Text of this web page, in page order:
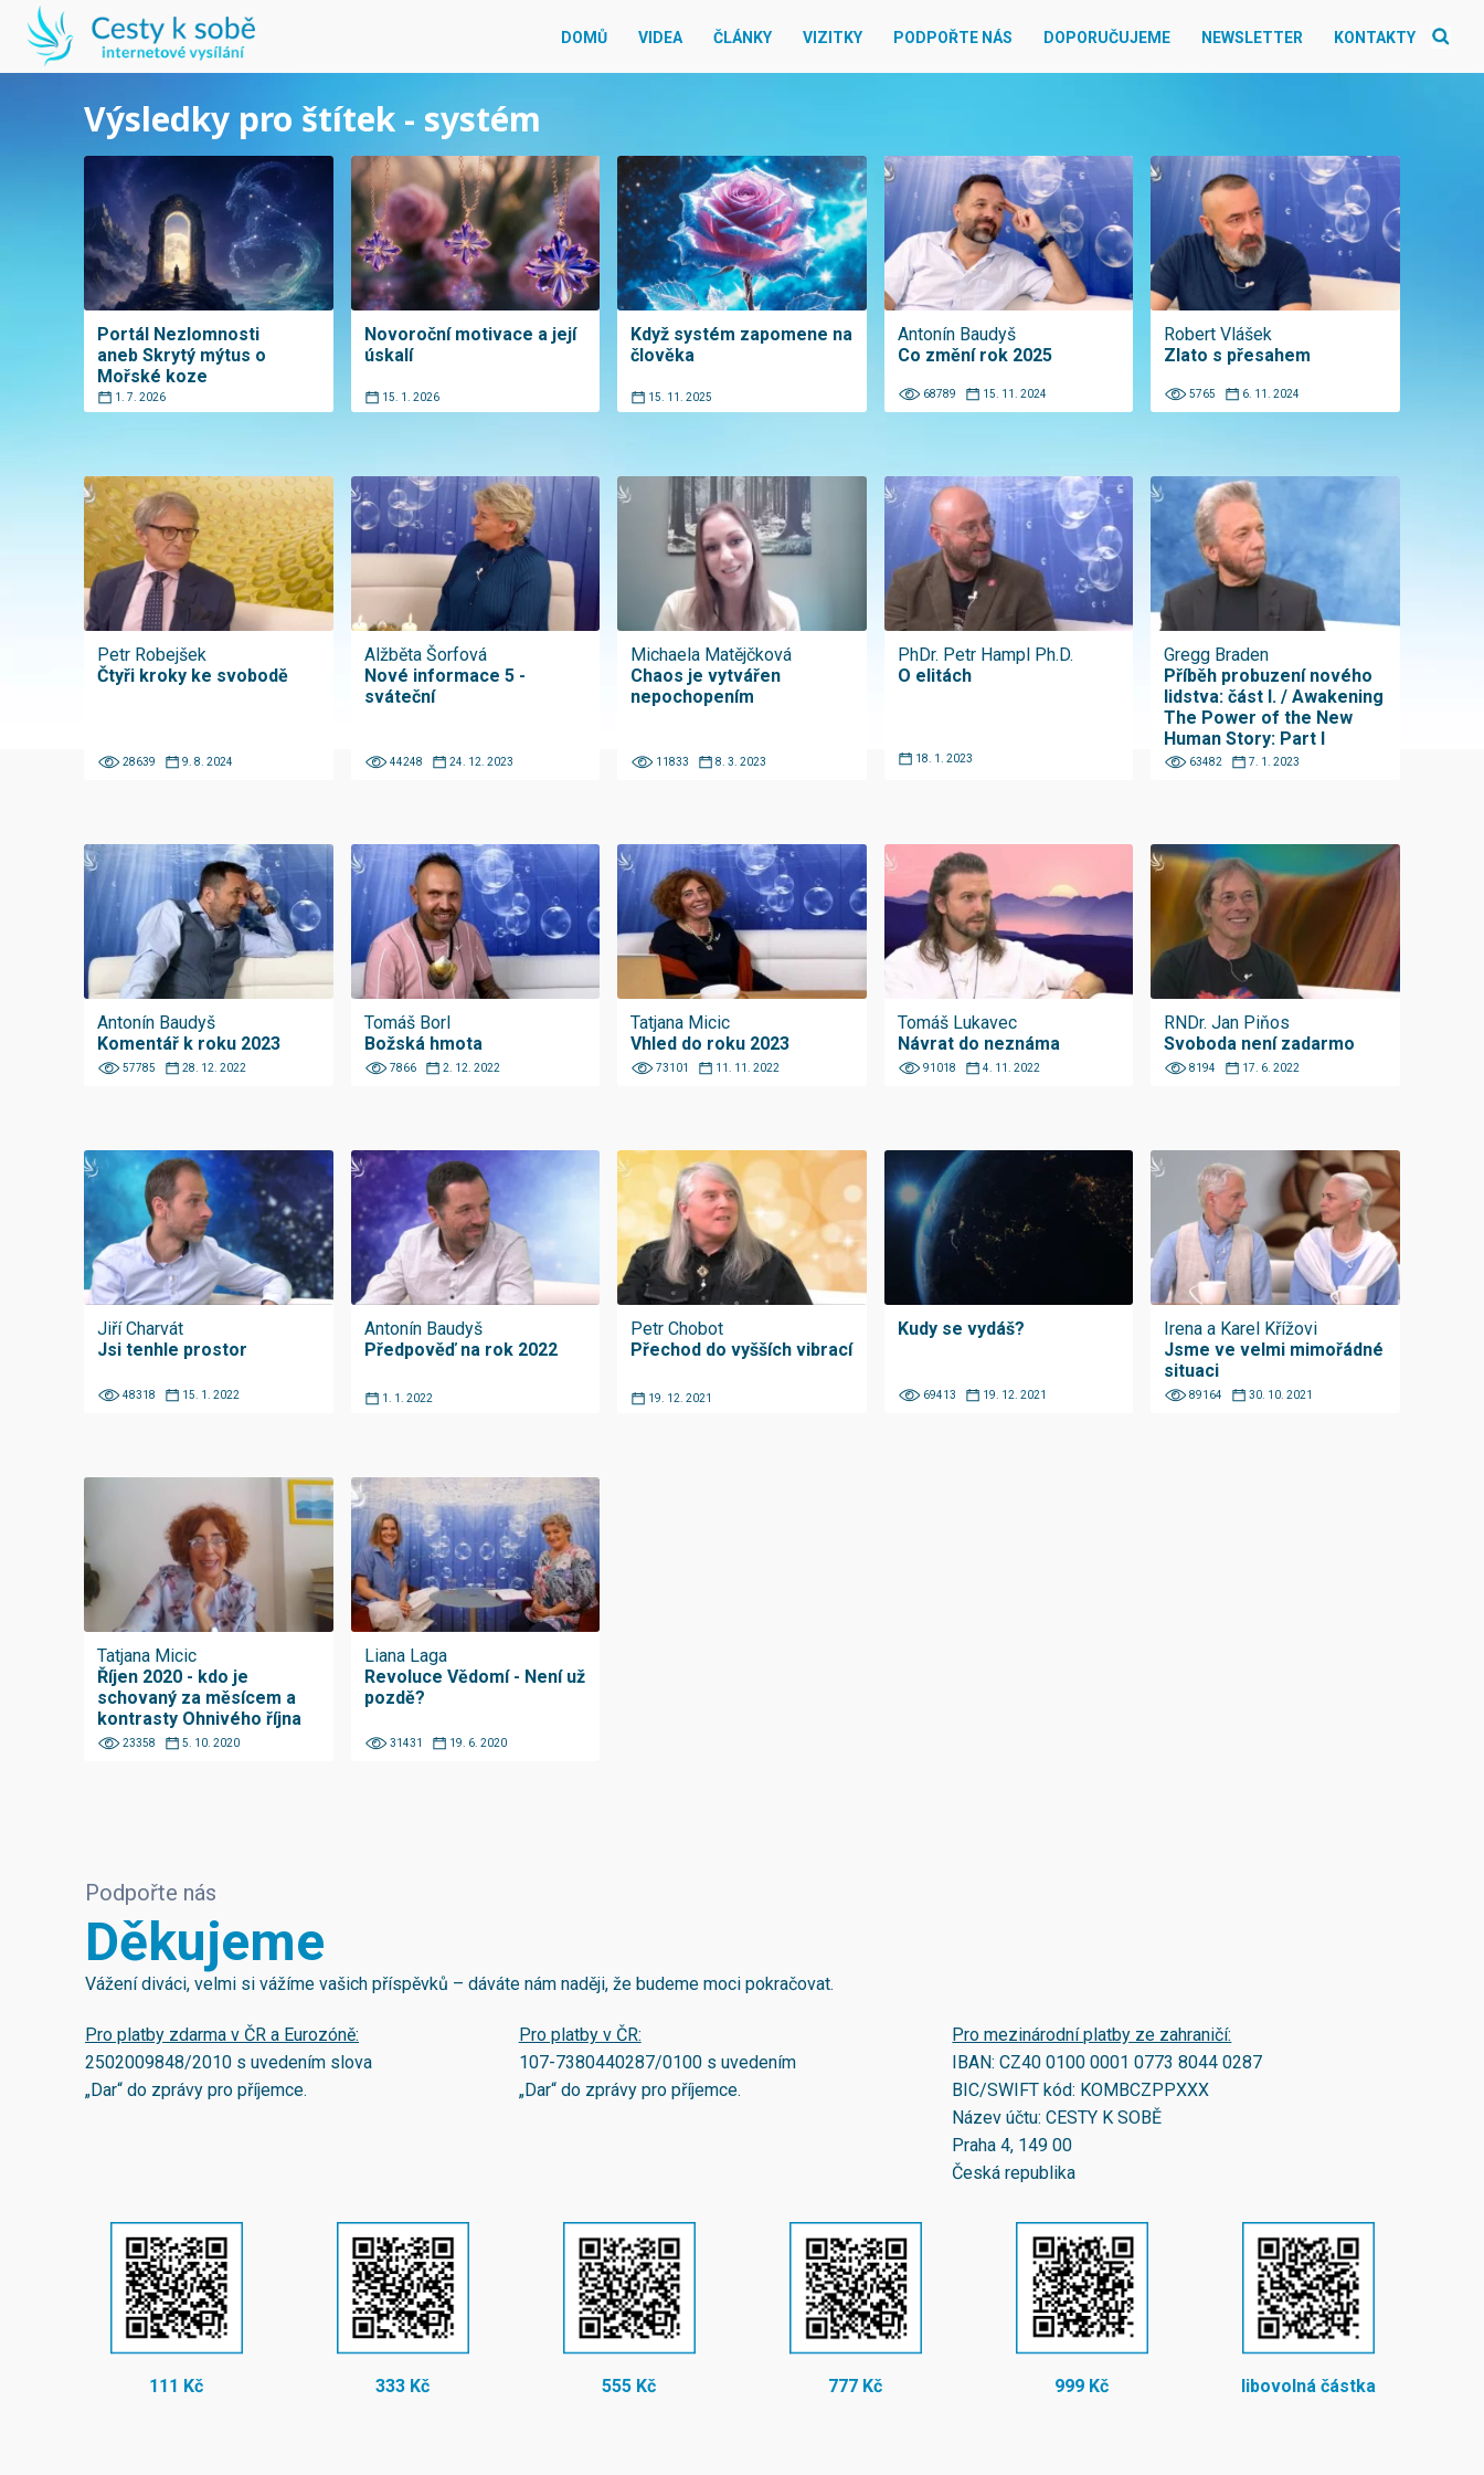
DOMŮ VIDEA ČLÁNKY VIZITKY PODPOŘTE NÁS DOPORUČUJEME NEWSLETTER KONTAKTY
Výsledky pro štítek - systém
Portál Nezlomnosti
aneb Skrytý mýtus o
Mořské koze
1. 7. 2026
Novoroční motivace a její
úskalí
15. 1. 2026
Když systém zapomene na
člověka
15. 11. 2025
Antonín Baudyš
Co změní rok 2025
68789 15. 11. 2024
Robert Vlášek
Zlato s přesahem
5765 6. 11. 2024
Petr Robejšek
Čtyři kroky ke svobodě
28639 9. 8. 2024
Alžběta Šorfová
Nové informace 5 -
sváteční
44248 24. 12. 2023
Michaela Matějčková
Chaos je vytvářen
nepochopením
11833 8. 3. 2023
PhDr. Petr Hampl Ph.D.
O elitách
18. 1. 2023
Gregg Braden
Příběh probuzení nového
lidstva: část I. / Awakening
The Power of the New
Human Story: Part I
63482 7. 1. 2023
Antonín Baudyš
Komentář k roku 2023
57785 28. 12. 2022
Tomáš Borl
Božská hmota
7866 2. 12. 2022
Tatjana Micic
Vhled do roku 2023
73101 11. 11. 2022
Tomáš Lukavec
Návrat do neznáma
91018 4. 11. 2022
RNDr. Jan Piňos
Svoboda není zadarmo
8194 17. 6. 2022
Jiří Charvát
Jsi tenhle prostor
48318 15. 1. 2022
Antonín Baudyš
Předpověď na rok 2022
1. 1. 2022
Petr Chobot
Přechod do vyšších vibrací
19. 12. 2021
Kudy se vydáš?
69413 19. 12. 2021
Irena a Karel Křížovi
Jsme ve velmi mimořádné
situaci
89164 30. 10. 2021
Tatjana Micic
Říjen 2020 - kdo je
schovaný za měsícem a
kontrasty Ohnivého října
23358 5. 10. 2020
Liana Laga
Revoluce Vědomí - Není už
pozdě?
31431 19. 6. 2020
Podpořte nás
Děkujeme
Vážení diváci, velmi si vážíme vašich příspěvků – dáváte nám naději, že budeme moci pokračovat.
Pro platby zdarma v ČR a Eurozóně:
2502009848/2010 s uvedením slova
„Dar“ do zprávy pro příjemce.
Pro platby v ČR:
107-7380440287/0100s uvedením
„Dar“ do zprávy pro příjemce.
Pro mezinárodní platby ze zahraničí:
IBAN:CZ40 0100 0001 0773 8044 0287
BIC/SWIFT kód: KOMBCZPPXXX
Název účtu: CESTY K SOBĚ
Praha 4, 149 00
Česká republika
111 Kč 333 Kč 555 Kč 777 Kč 999 Kč libovolná částka